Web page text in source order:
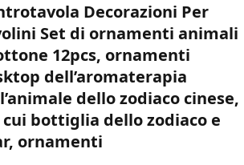
Decorazioni Per
Set di ornamenti animali
12pcs, ornamenti
dell’aromaterapia
dello zodiaco cinese,
bottiglia dello zodiaco e
ornamenti